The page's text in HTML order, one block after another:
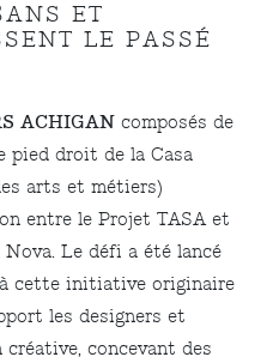
ET
LE PASSÉ
ACHIGAN composés de
pied droit de la Casa
arts et métiers)
entre le Projet TASA et
Le défi a été lancé
cette initiative originaire
les designers et
concevant des